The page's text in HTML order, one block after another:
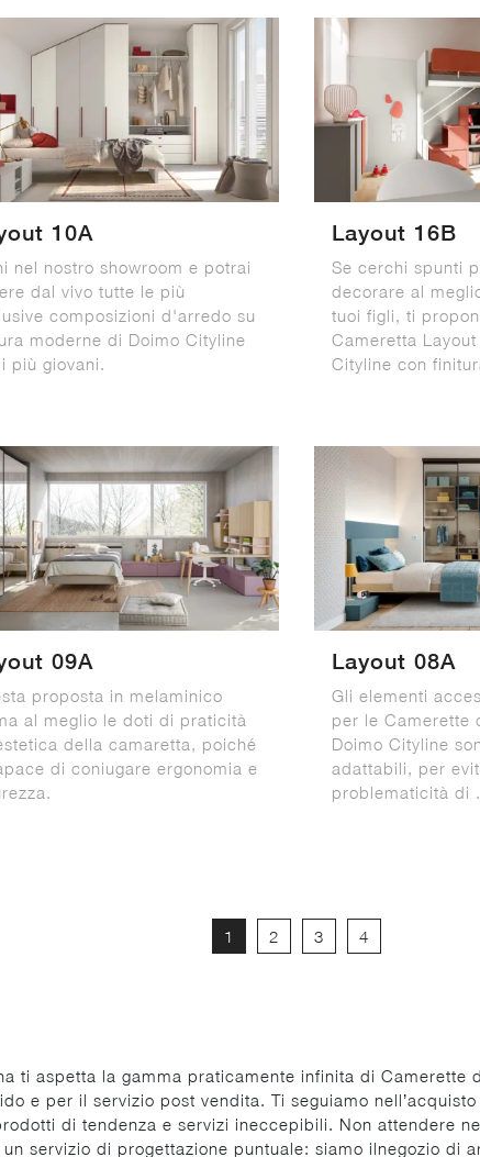
10A
nel nostro showroom e potrai
dal vivo tutte le più
composizioni d'arredo su
moderne di Doimo Cityline
più giovani.
Layout 16B
Se cerchi spunti
decorare al
tuoi figli, ti
Cameretta
Cityline con
09A
proposta in melaminico
al meglio le doti di praticità
della camaretta, poiché
di coniugare ergonomia e
Layout 08A
Gli elementi
per le Camerette
Doimo Cityline
adattabili, per
problematicità di
1 2 3 4
ti aspetta la gamma praticamente infinita di
e per il servizio post vendita. Ti seguiamo
di tendenza e servizi ineccepibili. Non attendere
servizio di progettazione puntuale: siamo ilnegozio di